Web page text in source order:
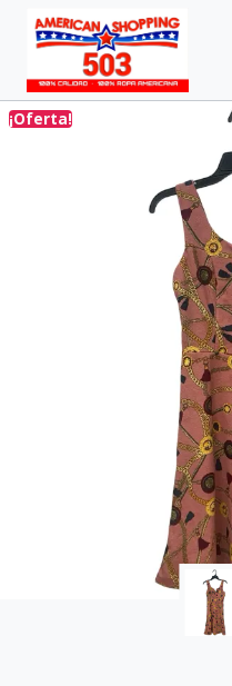
¡Oferta!